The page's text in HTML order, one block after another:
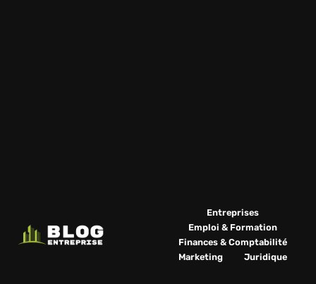
Entreprises
Emploi & Formation
Finances & Comptabilité
Marketing
Juridique